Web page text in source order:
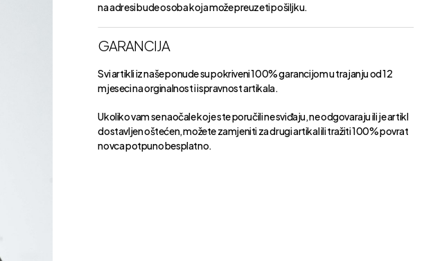
na adresi bude osoba koja može preuzeti pošiljku.
GARANCIJA
Svi artikli iz naše ponude su pokriveni 100% garancijom u trajanju od 12
mjeseci na orginalnost i ispravnost artikala.
Ukoliko vam se naočale koje ste poručili ne sviđaju, ne odgovaraju ili je artikl
dostavljen oštećen, možete zamjeniti za drugi artikal ili tražiti 100% povrat
novca potpuno besplatno.